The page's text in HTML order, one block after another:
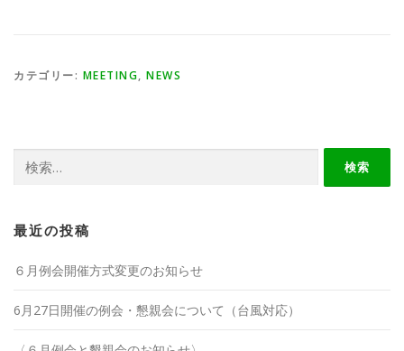
カテゴリー: MEETING, NEWS
索:
最近の投稿
６月例会開催方式変更のお知らせ
6月27日開催の例会・懇親会について（台風対応）